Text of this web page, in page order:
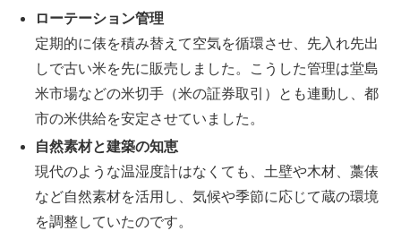
ローテーション管理
定期的に俵を積み替えて空気を循環させ、先入れ先出
しで古い米を先に販売しました。こうした管理は堂島
米市場などの米切手（米の証券取引）とも連動し、都
市の米供給を安定させていました。
自然素材と建築の知恵
現代のような温湿度計はなくても、土壁や木材、藁俵
など自然素材を活用し、気候や季節に応じて蔵の環境
を調整していたのです。